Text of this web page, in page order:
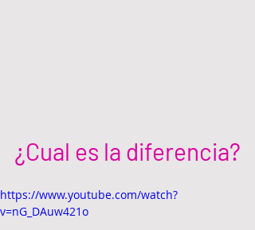
¿Cual es la diferencia?
https://www.youtube.com/watch?
v=nG_DAuw421o